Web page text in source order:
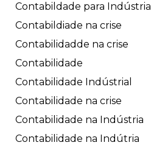
Contabildade para Indústria
Contabildiade na crise
Contabilidadde na crise
Contabilidade
Contabilidade Indústrial
Contabilidade na crise
Contabilidade na Indústria
Contabilidade na Indútria